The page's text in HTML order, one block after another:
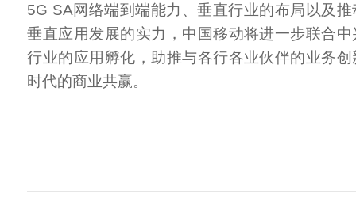
5G SA网络端到端能力、垂直行业的布局以及
垂直应用发展的实力，中国移动将进一步联合
行业的应用孵化，助推与各行各业伙伴的业务
时代的商业共赢。